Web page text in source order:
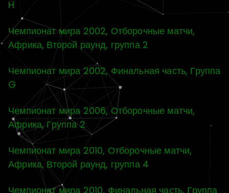
H
Чемпионат мира 2002, Отборочные матчи,
Африка, Второй раунд, группа 2
Чемпионат мира 2002, Финальная часть, Группа
G
Чемпионат мира 2006, Отборочные матчи,
Африка, Группа 2
Чемпионат мира 2010, Отборочные матчи,
Африка, Второй раунд, группа 4
Чемпионат мира 2010, Финальная часть, Группа